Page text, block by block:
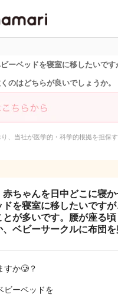
イト
ーベッドを寝室に移したいで
のはどちらが良いでしょうか。
、当社が医学的・科学的根拠を担保
赤ちゃんを日中どこに寝か
を寝室に移したいです
が多いです。腰が座る
ベビーサークルに布団
すか🥲？
ビーベッドを